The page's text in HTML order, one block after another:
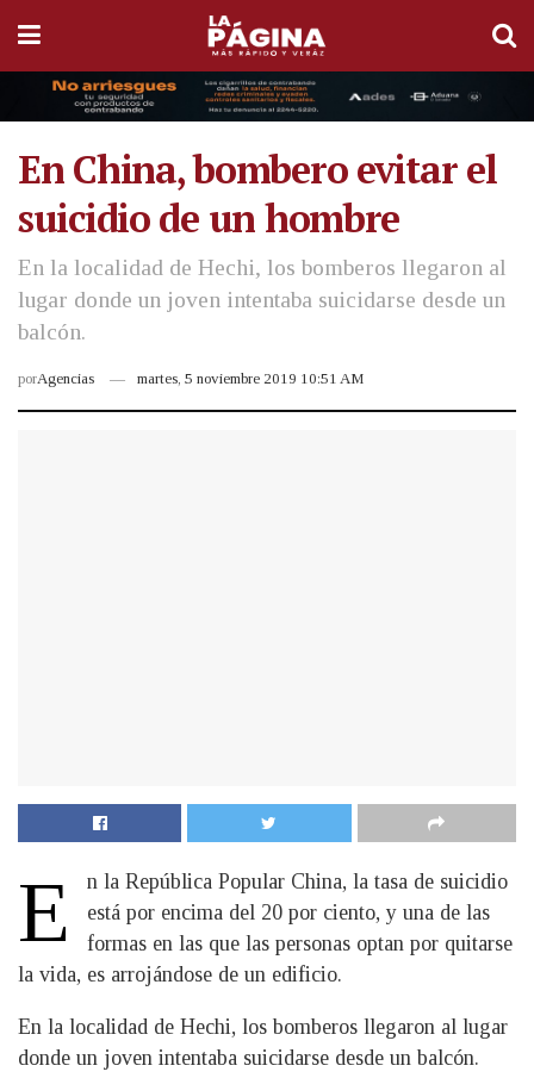
En China, bombero evitar el
suicidio de un hombre
En la localidad de Hechi, los bomberos llegaron al
lugar donde un joven intentaba suicidarse desde un
balcón.
porAgencias martes, 5 noviembre 2019 10:51 AM
E
n la República Popular China, la tasa de suicidio
está por encima del 20 por ciento, y una de las
formas en las que las personas optan por quitarse
la vida, es arrojándose de un edificio.
En la localidad de Hechi, los bomberos llegaron al lugar
donde un joven intentaba suicidarse desde un balcón.